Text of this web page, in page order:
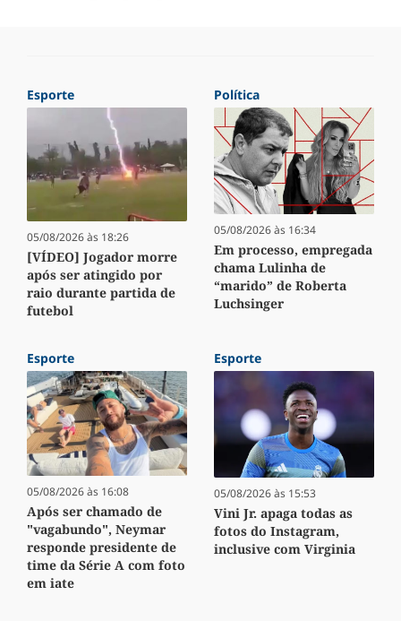
Esporte
05/08/2026 às 18:26
[VÍDEO] Jogador morre
após ser atingido por
raio durante partida de
futebol
Política
05/08/2026 às 16:34
Em processo, empregada
chama Lulinha de
“marido” de Roberta
Luchsinger
Esporte
05/08/2026 às 16:08
Após ser chamado de
"vagabundo", Neymar
responde presidente de
time da Série A com foto
em iate
Esporte
05/08/2026 às 15:53
Vini Jr. apaga todas as
fotos do Instagram,
inclusive com Virginia